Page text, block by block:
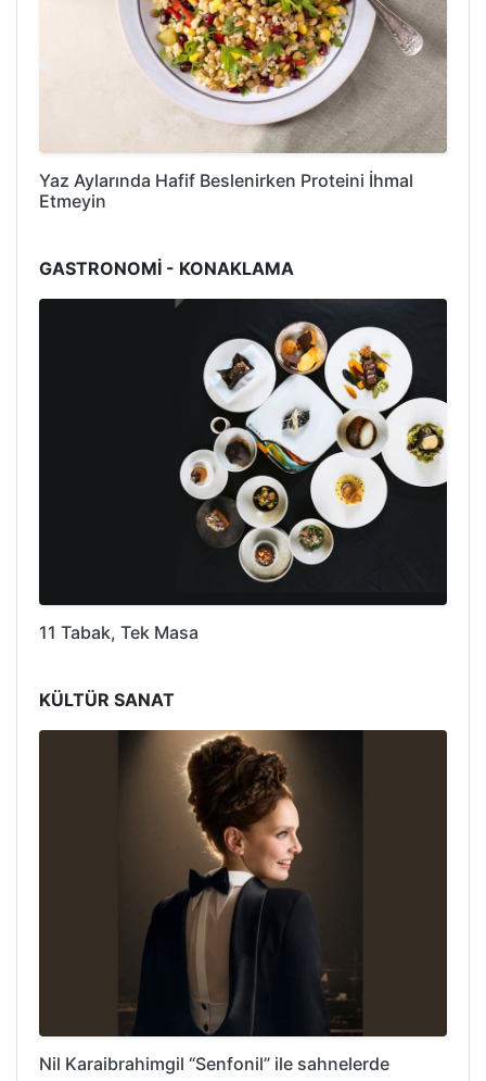
Yaz Aylarında Hafif Beslenirken Proteini İhmal
Etmeyin
GASTRONOMİ - KONAKLAMA
11 Tabak, Tek Masa
KÜLTÜR SANAT
Nil Karaibrahimgil “Senfonil” ile sahnelerde